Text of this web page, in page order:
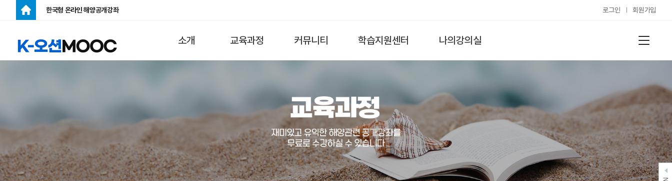
한국형 온라인 해양공개강좌 로그인 회원가입
소개 교육과정
해양영토·역사
해양산업
해양문화
해양진로
커뮤니티
자유게시판
학습지원센터
FAQ
Q&A
나의강의실